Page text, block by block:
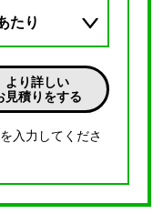
たり
より詳しい
見積りをする
入力してくださ